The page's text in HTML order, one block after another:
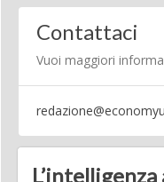
Contattaci
Vuoi maggiori